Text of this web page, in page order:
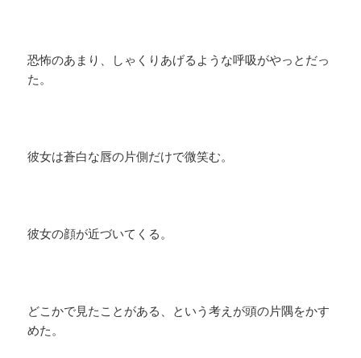
恐怖のあまり、しゃくりあげるような呼吸がやっとだっ
た。
彼女は蒼白な唇の片側だけで微笑む。
彼女の顔が近づいてくる。
どこかで見たことがある、という考えが頭の片隅をかす
めた。